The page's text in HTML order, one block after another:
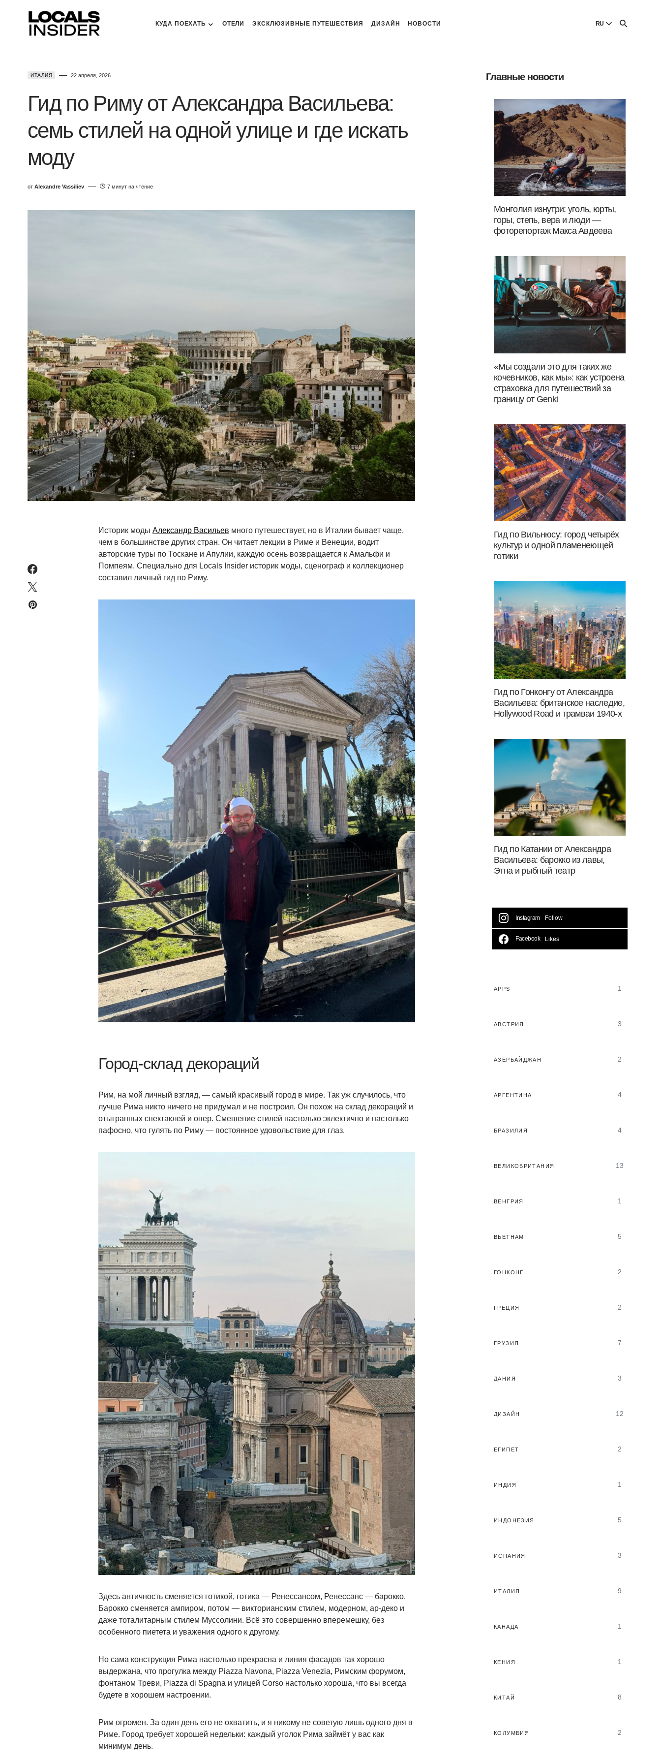
КУДА ПОЕХАТЬ ОТЕЛИ ЭКСКЛЮЗИВНЫЕ ПУТЕШЕСТВИЯ ДИЗАЙН НОВОСТИ RU
Polski
Poland
Русский
Russian
ИТАЛИЯ 22 апреля, 2026
Гид по Риму от Александра Васильева:
семь стилей на одной улице и где искать
моду
от Alexandre Vassiliev 7 минут на чтение
Историк моды Александр Васильев много путешествует, но в Италии бывает чаще,
чем в большинстве других стран. Он читает лекции в Риме и Венеции, водит
авторские туры по Тоскане и Апулии, каждую осень возвращается к Амальфи и
Помпеям. Специально для Locals Insider историк моды, сценограф и коллекционер
составил личный гид по Риму.
Город-склад декораций
Рим, на мой личный взгляд, — самый красивый город в мире. Так уж случилось, что
лучше Рима никто ничего не придумал и не построил. Он похож на склад декораций и
отыгранных спектаклей и опер. Смешение стилей настолько эклектично и настолько
пафосно, что гулять по Риму — постоянное удовольствие для глаз.
Здесь античность сменяется готикой, готика — Ренессансом, Ренессанс — барокко.
Барокко сменяется ампиром, потом — викторианским стилем, модерном, ар-деко и
даже тоталитарным стилем Муссолини. Всё это совершенно вперемешку, без
особенного пиетета и уважения одного к другому.
Но сама конструкция Рима настолько прекрасна и линия фасадов так хорошо
выдержана, что прогулка между Piazza Navona, Piazza Venezia, Римским форумом,
фонтаном Треви, Piazza di Spagna и улицей Corso настолько хороша, что вы всегда
будете в хорошем настроении.
Рим огромен. За один день его не охватить, и я никому не советую лишь одного дня в
Риме. Город требует хорошей недельки: каждый уголок Рима займёт у вас как
минимум день.
Главные новости
Монголия изнутри: уголь, юрты,
горы, степь, вера и люди —
фоторепортаж Макса Авдеева
«Мы создали это для таких же
кочевников, как мы»: как устроена
страховка для путешествий за
границу от Genki
Гид по Вильнюсу: город четырёх
культур и одной пламенеющей
готики
Гид по Гонконгу от Александра
Васильева: британское наследие,
Hollywood Road и трамваи 1940-х
Гид по Катании от Александра
Васильева: барокко из лавы,
Этна и рыбный театр
Instagram Follow
Facebook Likes
APPS 1
АВСТРИЯ 3
АЗЕРБАЙДЖАН 2
АРГЕНТИНА 4
БРАЗИЛИЯ 4
ВЕЛИКОБРИТАНИЯ 13
ВЕНГРИЯ 1
ВЬЕТНАМ 5
ГОНКОНГ 2
ГРЕЦИЯ 2
ГРУЗИЯ 7
ДАНИЯ 3
ДИЗАЙН 12
ЕГИПЕТ 2
ИНДИЯ 1
ИНДОНЕЗИЯ 5
ИСПАНИЯ 3
ИТАЛИЯ 9
КАНАДА 1
КЕНИЯ 1
КИТАЙ 8
КОЛУМБИЯ 2